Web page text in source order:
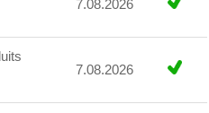
7.08.2026
7.08.2026